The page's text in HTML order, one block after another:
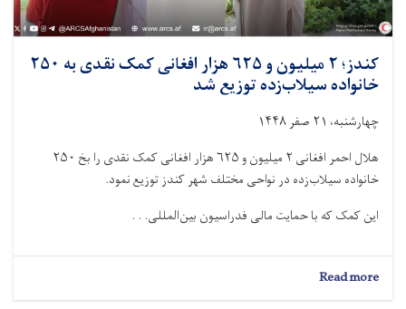
کندز؛ ۲ میلیون و ۶۲۵ هزار افغانی کمک نقدی به ۲۵۰
خانواده سیلاب‌زده توزیع شد
چهارشنبه، ۲۱ صفر ۱۴۴۸
هلال احمر افغانی ۲ میلیون و ۶۲۵ هزار افغانی کمک نقدی را بخ ۲۵۰
خانواده سیلاب‌زده در نواحی مختلف شهر کندز توزیع نمود.
این کمک که با حمایت مالی فدراسیون بین‌المللی. . .
Read more
کندز؛